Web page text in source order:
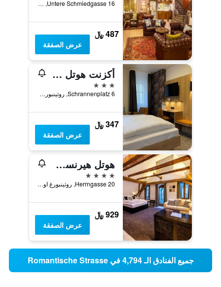
Untere Schmiedgasse 16, روثينبورغ اوب در تاوبر, بافاريا, ألمانيا
487 ﷼
عرض الصفقة
أكزنت هوتل شراني
3 نجوم
Schrannenplatz 6, روثينبورغ اوب در تاوبر, بافاريا, ألمانيا
347 ﷼
عرض الصفقة
هوتل هيرنسشلويسسشين
4 نجوم
Herrngasse 20, روثينبورغ اوب در تاوبر, بافاريا, ألمانيا
929 ﷼
عرض الصفقة
جميع الفنادق الـ 4,794 في Romantische Strasse